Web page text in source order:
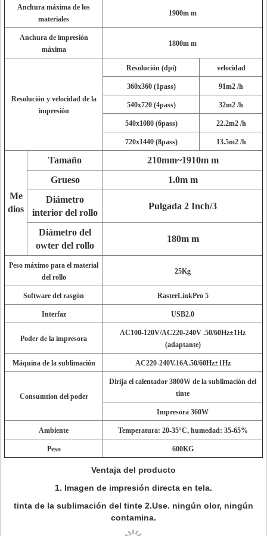
Anchura máxima de los
materiales
1900m m
Anchura de impresión
máxima
1800m m
Resolución y velocidad de la
impresión
Resolución (dpi) velocidad
360x360 (1pass) 91m2 /h
540x720 (4pass) 32m2 /h
540x1080 (6pass) 22.2m2 /h
720x1440 (8pass) 13.5m2 /h
Me
dios
Tamaño
210mm~1910m m
Grueso
1.0m m
Diámetro
interior del rollo
Pulgada 2 Inch/3
Diámetro del
owter del rollo
180m m
Peso máximo para el material
del rollo
25Kg
Software del rasgón RasterLinkPro 5
Interfaz USB2.0
Poder de la impresora
AC100-120V/AC220-240V .50/60Hz±1Hz
(adaptante)
Máquina de la sublimación AC220-240V.16A.50/60Hz±1Hz
Consumtion del poder
Dirija el calentador 3800W de la sublimación del
tinte
Impresora 360W
Ambiente Temperatura: 20-35°C, humedad: 35-65%
Peso 600KG
Ventaja del producto
1. Imagen de impresión directa en tela.
tinta de la sublimación del tinte 2.Use. ningún olor, ningún
contamina.